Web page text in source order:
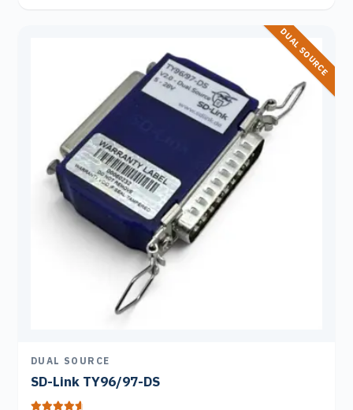
DUAL SOURCE
DUAL SOURCE
SD-Link TY96/97-DS